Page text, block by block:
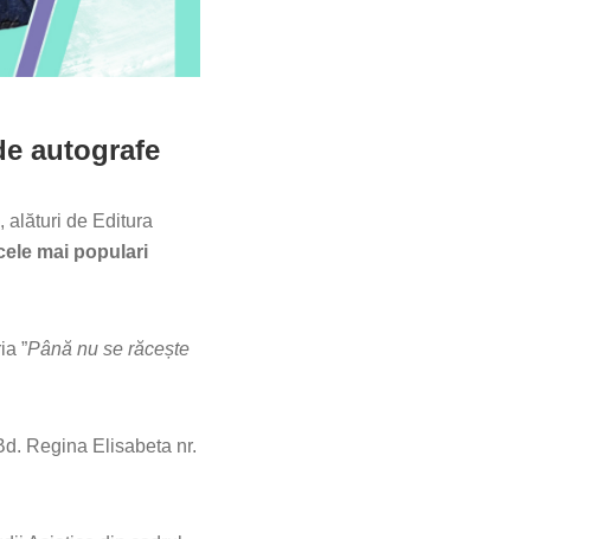
autografe
alături de Editura
mai populari
”Până nu se răcește
Regina Elisabeta nr.